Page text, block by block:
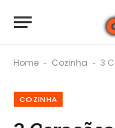
Home - Cozinha - 3
COZINHA